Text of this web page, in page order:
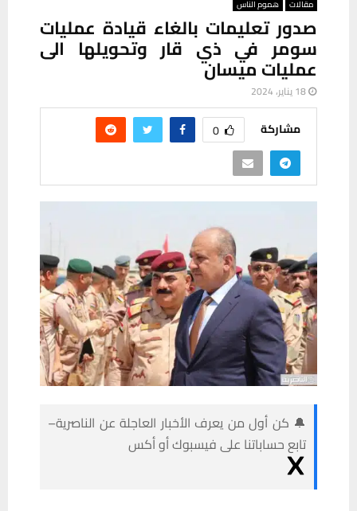
مقالات هموم الناس
صدور تعليمات بالغاء قيادة عمليات
سومر في ذي قار وتحويلها الى
عمليات ميسان
18 يناير، 2024
مشاركة 0
🔔 كن أول من يعرف الأخبار العاجلة عن الناصرية–
تابع حساباتنا على فيسبوك أو أكس